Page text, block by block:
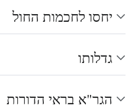
יחסו לחכמות החול
גדלותו
הגר"א בראי הדורות